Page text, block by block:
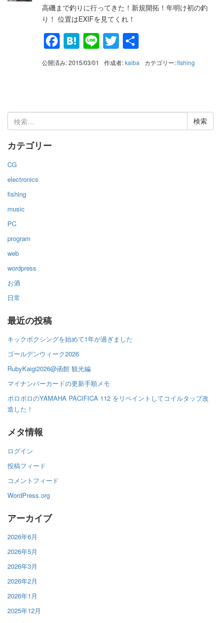
高磯まで釣りに行ってきた！新規開拓！年明け初の釣
り！ 位置はEXIFを見てくれ！
Facebook
Hatena
LineTwitter
有
公開済み: 2015/03/01 作成者:kaiba カテゴリー:fishing
索:
カテゴリー
CG
electronics
fishing
music
PC
program
web
wordpress
お酒
日常
最近の投稿
キックボクシングを始めて1年が過ぎました
ゴールデンウィーク2026
RubyKaigi2026@函館 観光編
マイナンバーカードの更新手順メモ
ボロボロのYAMAHA PACIFICA 112 をリペイントしてコイルタップ改
造した！
メタ情報
ログイン
投稿フィード
コメントフィード
WordPress.org
アーカイブ
2026年6月
2026年5月
2026年3月
2026年2月
2026年1月
2025年12月